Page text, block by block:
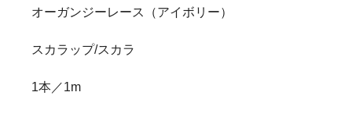
オーガンジーレース（アイボリー）
スカラップ/スカラ
1本／1m